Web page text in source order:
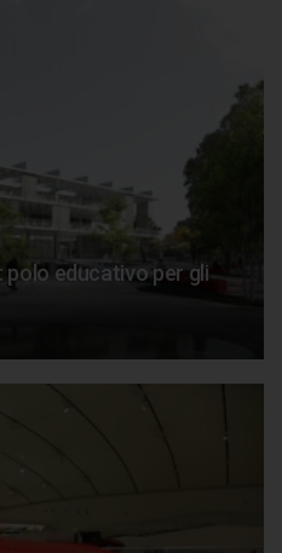
polo educativo per gli